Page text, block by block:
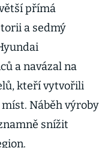
přímá
a sedmý
a navázal na
kteří vytvořili
Náběh výroby
snížit